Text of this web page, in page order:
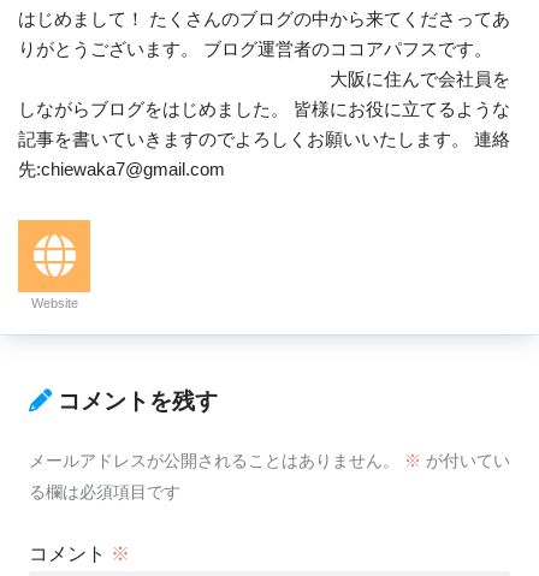
はじめまして！ たくさんのブログの中から来てくださってあ
りがとうございます。 ブログ運営者のココアパフスです。
大阪に住んで会社員を
しながらブログをはじめました。 皆様にお役に立てるような
記事を書いていきますのでよろしくお願いいたします。 連絡
先:chiewaka7@gmail.com
Website
コメントを残す
メールアドレスが公開されることはありません。 ※ が付いてい
る欄は必須項目です
コメント ※